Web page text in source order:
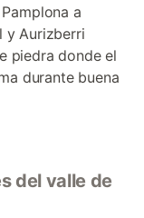
a
y Aurizberri
piedra donde el
durante buena
del valle de